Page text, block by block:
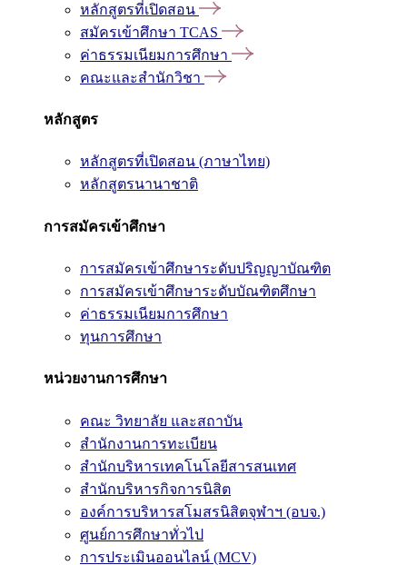
หลักสูตรที่เปิดสอน
สมัครเข้าศึกษา TCAS
ค่าธรรมเนียมการศึกษา
คณะและสำนักวิชา
หลักสูตร
หลักสูตรที่เปิดสอน (ภาษาไทย)
หลักสูตรนานาชาติ
การสมัครเข้าศึกษา
การสมัครเข้าศึกษาระดับปริญญาบัณฑิต
การสมัครเข้าศึกษาระดับบัณฑิตศึกษา
ค่าธรรมเนียมการศึกษา
ทุนการศึกษา
หน่วยงานการศึกษา
คณะ วิทยาลัย และสถาบัน
สำนักงานการทะเบียน
สำนักบริหารเทคโนโลยีสารสนเทศ
สำนักบริหารกิจการนิสิต
องค์การบริหารสโมสรนิสิตจุฬาฯ (อบจ.)
ศูนย์การศึกษาทั่วไป
การประเมินออนไลน์ (MCV)